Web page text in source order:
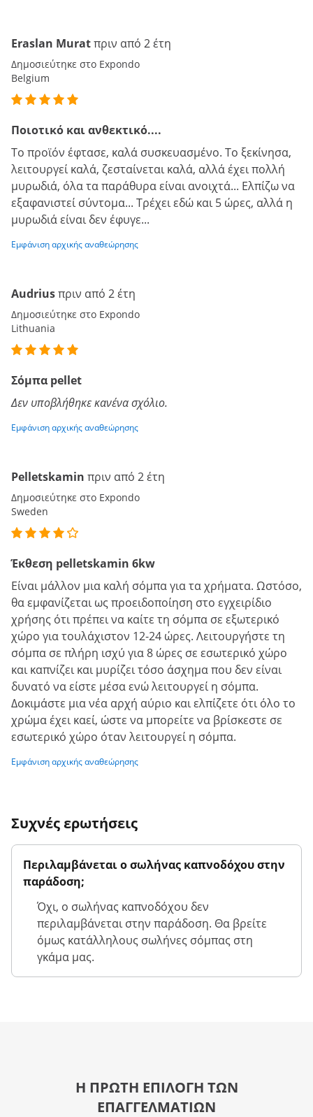
Eraslan Muratπριν από 2 έτη
Δημοσιεύτηκε στο Expondo
Belgium
Ποιοτικό και ανθεκτικό....
Το προϊόν έφτασε, καλά συσκευασμένο. Το ξεκίνησα,
λειτουργεί καλά, ζεσταίνεται καλά, αλλά έχει πολλή
μυρωδιά, όλα τα παράθυρα είναι ανοιχτά... Ελπίζω να
εξαφανιστεί σύντομα... Τρέχει εδώ και 5 ώρες, αλλά η
μυρωδιά είναι δεν έφυγε...
Εμφάνιση αρχικής αναθεώρησης
Audriusπριν από 2 έτη
Δημοσιεύτηκε στο Expondo
Lithuania
Σόμπα pellet
Δεν υποβλήθηκε κανένα σχόλιο.
Εμφάνιση αρχικής αναθεώρησης
Pelletskamin πριν από 2 έτη
Δημοσιεύτηκε στο Expondo
Sweden
Έκθεση pelletskamin 6kw
Είναι μάλλον μια καλή σόμπα για τα χρήματα. Ωστόσο,
θα εμφανίζεται ως προειδοποίηση στο εγχειρίδιο
χρήσης ότι πρέπει να καίτε τη σόμπα σε εξωτερικό
χώρο για τουλάχιστον 12-24 ώρες. Λειτουργήστε τη
σόμπα σε πλήρη ισχύ για 8 ώρες σε εσωτερικό χώρο
και καπνίζει και μυρίζει τόσο άσχημα που δεν είναι
δυνατό να είστε μέσα ενώ λειτουργεί η σόμπα.
Δοκιμάστε μια νέα αρχή αύριο και ελπίζετε ότι όλο το
χρώμα έχει καεί, ώστε να μπορείτε να βρίσκεστε σε
εσωτερικό χώρο όταν λειτουργεί η σόμπα.
Εμφάνιση αρχικής αναθεώρησης
Συχνές ερωτήσεις
Περιλαμβάνεται ο σωλήνας καπνοδόχου στην
παράδοση;
Όχι, ο σωλήνας καπνοδόχου δεν
περιλαμβάνεται στην παράδοση. Θα βρείτε
όμως κατάλληλους σωλήνες σόμπας στη
γκάμα μας.
Η ΠΡΩΤΗ ΕΠΙΛΟΓΗ ΤΩΝ
ΕΠΑΓΓΕΛΜΑΤΙΩΝ